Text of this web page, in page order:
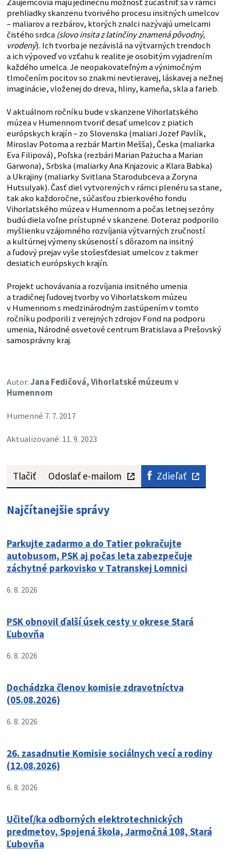
Záujemcovia majú jedinečnú možnosť zúčastniť sa v rámci
prehliadky skanzenu tvorivého procesu insitných umelcov
– maliarov a rezbárov, ktorých znalci nazývajú umelcami
čistého srdca (slovo insita z latinčiny znamená pôvodný,
vrodený). Ich tvorba je nezávislá na výtvarných trendoch
a ich výpoveď vo vzťahu k realite je osobitým vyjadrením
každého umelca. Je neopakovateľným a výnimočným
tlmočením pocitov so znakmi nevtieravej, láskavej a nežnej
imaginácie, vloženej do dreva, hliny, kameňa, skla a farieb.
V aktuálnom ročníku bude v skanzene Vihorlatského
múzea v Humennom tvoriť desať umelcov z piatich
európskych krajín – zo Slovenska (maliari Jozef Pavlík,
Miroslav Potoma a rezbár Martin Mešša), Česka (maliarka
Eva Filipová), Poľska (rezbári Marian Pażucha a Marian
Garwona), Srbska (maliarky Ana Knjazovic a Klara Babka)
a Ukrajiny (maliarky Svitlana Starodubceva a Zoryna
Hutsulyak). Časť diel vytvorených v rámci plenéru sa stane,
tak ako každoročne, súčasťou zbierkového fondu
Vihorlatského múzea v Humennom a počas letnej sezóny
budú diela voľne prístupné v skanzene. Doteraz podporilo
myšlienku vzájomného rozvíjania výtvarných zručností
a kultúrnej výmeny skúseností s dôrazom na insitný
a ľudový prejav vyše stošesťdesiat umelcov z takmer
desiatich európskych krajín.
Projekt uchovávania a rozvíjania insitného umenia
a tradičnej ľudovej tvorby vo Vihorlatskom múzeu
v Humennom s medzinárodným zastúpením v tomto
ročníku podporili z verejných zdrojov Fond na podporu
umenia, Národné osvetové centrum Bratislava a Prešovský
samosprávny kraj.
Autor:Jana Fedičová, Vihorlatské múzeum v
Humennom
Humenné 7. 7. 2017
Aktualizované: 11. 9. 2023
Tlačiť Odoslať e-mailom Zdieľať
Najčítanejšie správy
Parkujte zadarmo a do Tatier pokračujte
autobusom, PSK aj počas leta zabezpečuje
záchytné parkovisko v Tatranskej Lomnici
6. 8. 2026
PSK obnovil ďalší úsek cesty v okrese Stará
Ľubovňa
6. 8. 2026
Dochádzka členov komisie zdravotníctva
(05.08.2026)
6. 8. 2026
26. zasadnutie Komisie sociálnych vecí a rodiny
(12.08.2026)
6. 8. 2026
Učiteľ/ka odborných elektrotechnických
predmetov, Spojená škola, Jarmočná 108, Stará
Ľubovňa